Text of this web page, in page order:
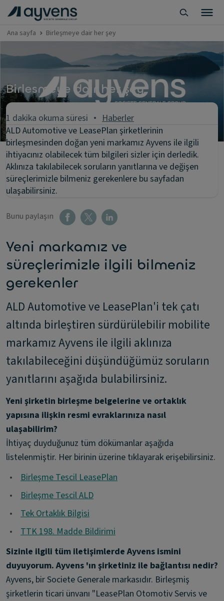
Ana sayfa Birleşmeye dair her şey
Birlesmeye dair her şey
1 dakika okuma süresi
Haberler
ALD Automotive ve LeasePlan şirketlerinin
birleşmesinden doğan yeni markamız Ayvens ile ilgili
ihtiyacınız olabilecek tüm bilgileri sizler için derledik.
Aklınıza takılabilecek soruların yanıtlarına ve değişen
süreçlerimizle bilmeniz gerekenlere bu sayfadan
ulaşabilirsiniz.
Bunu paylaşın
Yeni markamız ve
süreçlerimizle ilgili bilmeniz
gerekenler
ALD Automotive ve LeasePlan'i tek çatı
altında birleştiren sürdürülebilir mobilite
markamız Ayvens ile ilgili aklınıza
takılabileceğini düşündüğümüz soruların
yanıtlarını aşağıda bulabilirsiniz.
Yeni şirketin birleşme belgelerine ve ortaklık
yapısına ilişkin resmi evraklarınıza nasıl
ulaşabilirim?
İhtiyaç duyduğunuz tüm dökümanlar aşağıda
listelenmiştir. Her birinin üzerine tıklayarak erişebilirsiniz.
•
Birleşme Tescil LeasePlan
•
Birleşme Tescil ALD
•
Tek Ortaklık Bilgisi
•
TTK 198. Madde Bildirimi
Sizinle ilgili tüm iletişimlerde Ayvens ismini
duyuyorum. Ayvens 'ın şirketiniz ile bağlantısı nedir?
Ayvens, bir Societe Generale markasıdır. Birleşmiş
şirketlerin ticari ünvanı "LeasePlan Otomotiv Servis ve